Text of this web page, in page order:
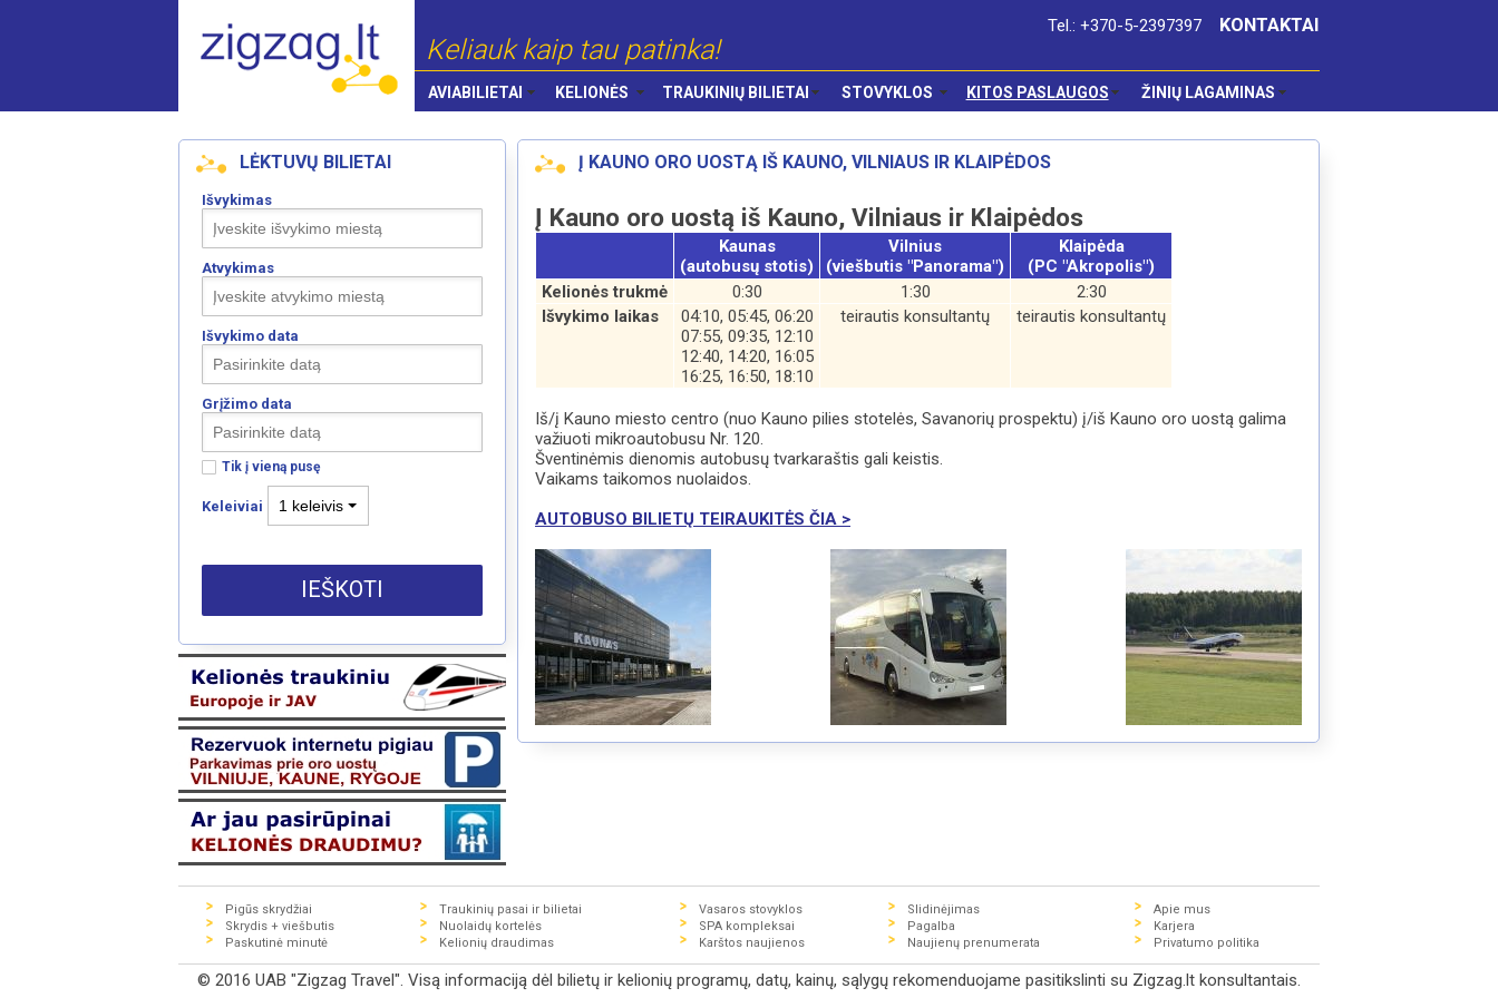
Tel.: +370-5-2397397 KONTAKTAI
Keliauk kaip tau patinka!
AVIABILIETAI KELIONĖS TRAUKINIŲ BILIETAI STOVYKLOS KITOS PASLAUGOS ŽINIŲ LAGAMINAS
LĖKTUVŲ BILIETAI
Išvykimas
Atvykimas
Išvykimo data
Grįžimo data
Tik į vieną pusę
Keleiviai 1 keleivis
IEŠKOTI
Į KAUNO ORO UOSTĄ IŠ KAUNO, VILNIAUS IR KLAIPĖDOS
Į Kauno oro uostą iš Kauno, Vilniaus ir Klaipėdos
Kaunas
(autobusų stotis)
Vilnius
(viešbutis "Panorama")
Klaipėda
(PC "Akropolis")
Kelionės trukmė
0:30 1:30
2:30
Išvykimo laikas
04:10, 05:45, 06:20
07:55, 09:35, 12:10
12:40, 14:20, 16:05
16:25, 16:50, 18:10
teirautis konsultantų teirautis konsultantų
Iš/į Kauno miesto centro (nuo Kauno pilies stotelės, Savanorių prospektu) į/iš Kauno oro uostą galima
važiuoti mikroautobusu Nr. 120.
Šventinėmis dienomis autobusų tvarkaraštis gali keistis.
Vaikams taikomos nuolaidos.
AUTOBUSO BILIETŲ TEIRAUKITĖS ČIA >
Pigūs skrydžiai
Skrydis + viešbutis
Paskutinė minutė
Traukinių pasai ir bilietai
Nuolaidų kortelės
Kelionių draudimas
Vasaros stovyklos
SPA kompleksai
Karštos naujienos
Slidinėjimas
Pagalba
Naujienų prenumerata
Apie mus
Karjera
Privatumo politika
© 2016 UAB "Zigzag Travel". Visą informaciją dėl bilietų ir kelionių programų, datų, kainų, sąlygų rekomenduojame pasitikslinti su Zigzag.lt konsultantais.